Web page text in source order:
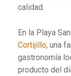
calidad.
En la Playa
Cortijillo, una
gastronomía
producto del